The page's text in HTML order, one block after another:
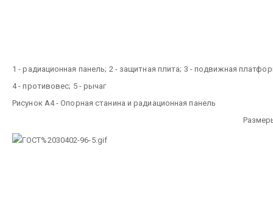
1 - радиационная панель; 2 - защитная плита; 3 - подвижная
4 - противовес; 5 - рычаг
Рисунок А4 - Опорная станина и радиационная панель